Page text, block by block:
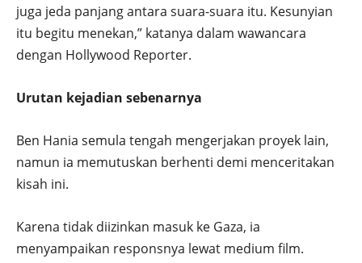
juga jeda panjang antara suara-suara itu. Kesunyian
itu begitu menekan,” katanya dalam wawancara
dengan Hollywood Reporter.
Urutan kejadian sebenarnya
Ben Hania semula tengah mengerjakan proyek lain,
namun ia memutuskan berhenti demi menceritakan
kisah ini.
Karena tidak diizinkan masuk ke Gaza, ia
menyampaikan responsnya lewat medium film.